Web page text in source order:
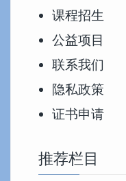
课程招生
公益项目
联系我们
隐私政策
证书申请
推荐栏目